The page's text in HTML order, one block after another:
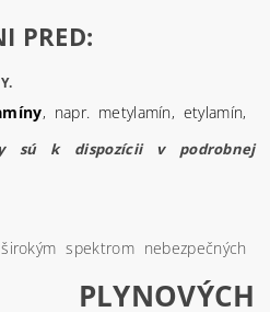
PRED:
, napr. metylamín, etylamín,
sú k dispozícii v podrobnej
spektrom nebezpečných
PLYNOVÝCH